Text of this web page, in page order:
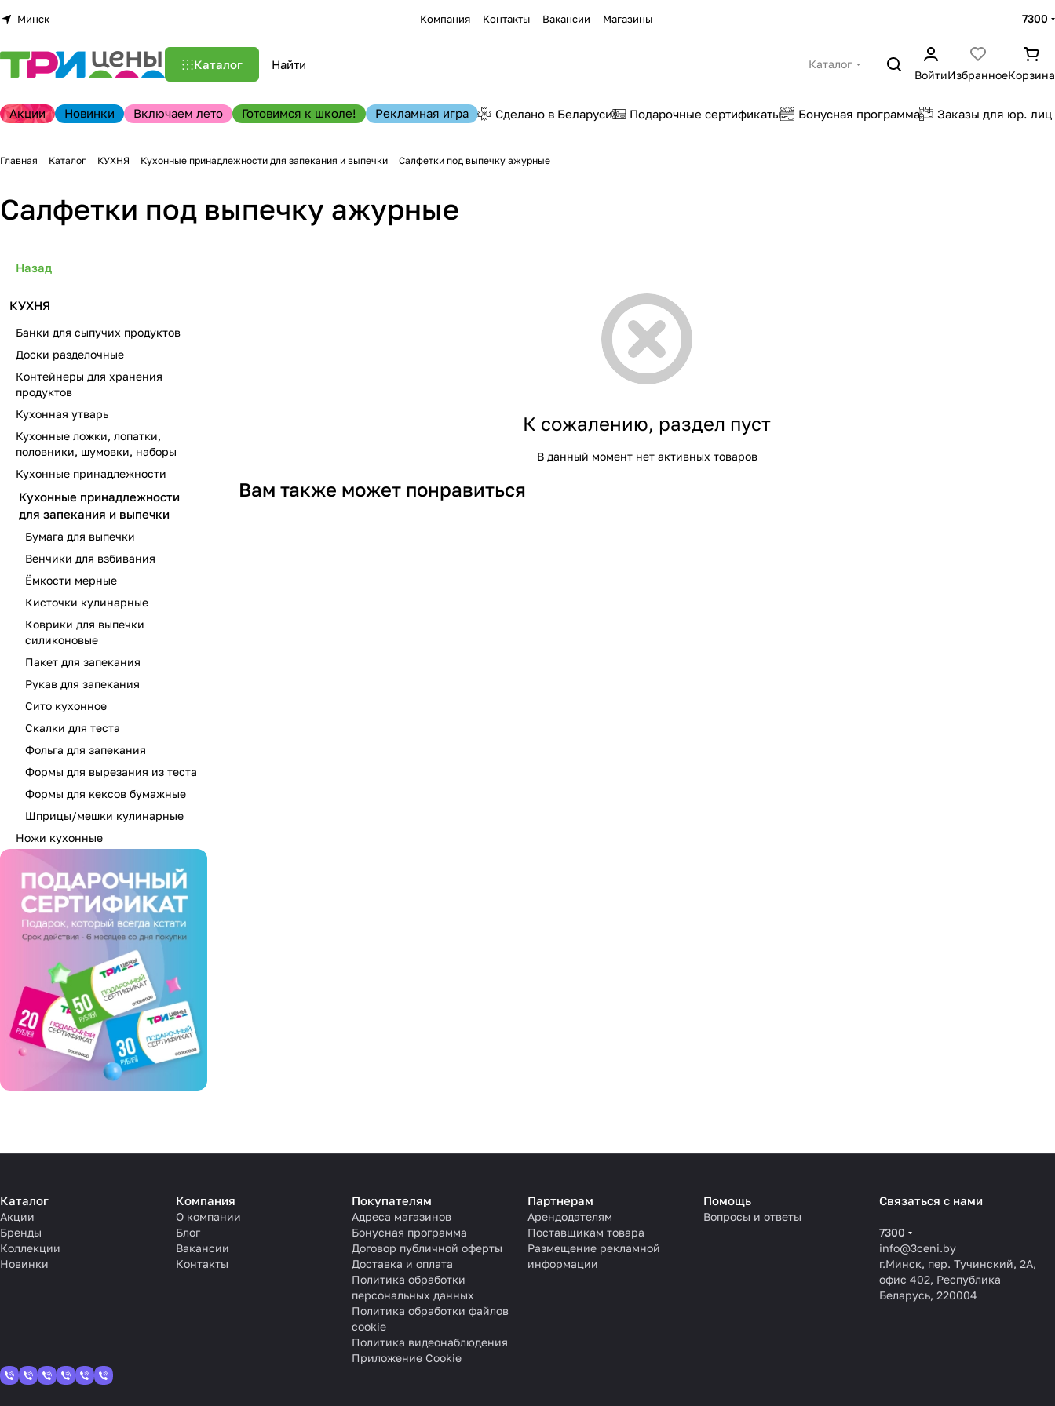
Минск Компания Контакты Вакансии Магазины 7300
Каталог
Каталог
ВойтиИзбранноеКорзина
Акции Новинки Включаем лето Готовимся к школе! Рекламная игра Сделано в Беларуси Подарочные сертификаты Бонусная программа Заказы для юр. лиц
Главная Каталог КУХНЯ Кухонные принадлежности для запекания и выпечки Салфетки под выпечку ажурные
Салфетки под выпечку ажурные
К сожалению, раздел пуст
В данный момент нет активных товаров
Вам также может понравиться
Назад
КУХНЯ
Банки для сыпучих продуктов
Доски разделочные
Контейнеры для хранения
продуктов
Кухонная утварь
Кухонные ложки, лопатки,
половники, шумовки, наборы
Кухонные принадлежности
Кухонные принадлежности
для запекания и выпечки
Бумага для выпечки
Венчики для взбивания
Ёмкости мерные
Кисточки кулинарные
Коврики для выпечки
силиконовые
Пакет для запекания
Рукав для запекания
Сито кухонное
Скалки для теста
Фольга для запекания
Формы для вырезания из теста
Формы для кексов бумажные
Шприцы/мешки кулинарные
Ножи кухонные
Каталог
Акции
Бренды
Коллекции
Новинки
Компания
О компании
Блог
Вакансии
Контакты
Покупателям
Адреса магазинов
Бонусная программа
Договор публичной оферты
Доставка и оплата
Политика обработки
персональных данных
Политика обработки файлов
cookie
Политика видеонаблюдения
Приложение Cookie
Партнерам
Арендодателям
Поставщикам товара
Размещение рекламной
информации
Помощь
Вопросы и ответы
Связаться с нами
7300
info@3ceni.by
г.Минск, пер. Тучинский, 2А,
офис 402, Республика
Беларусь, 220004